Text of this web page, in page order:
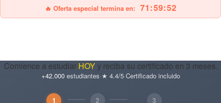
🔥 Oferta especial termina en: 71:59:50
Comience a estudiar HOYy reciba su certificado en 3 meses.
+42.000estudiantes·★ 4.4/5·Certificado incluido
1 2 3